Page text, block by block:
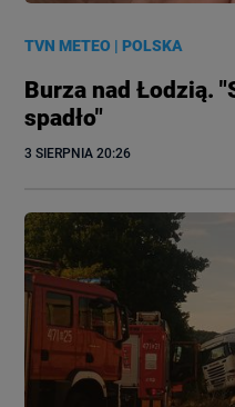
TVN METEO |POLSKA
Burza nad Łodzią.
spadło"
3 SIERPNIA 20:26